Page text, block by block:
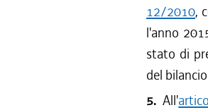
12/2010,
l'anno
stato di
del
5.All'